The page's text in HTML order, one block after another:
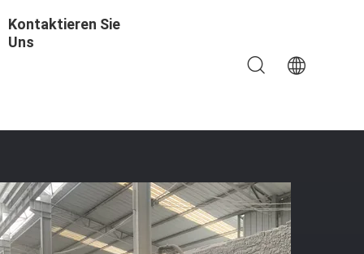
Kontaktieren Sie
Uns